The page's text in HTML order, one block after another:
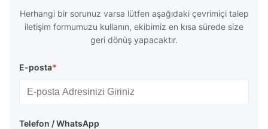
Herhangi bir sorunuz varsa lütfen aşağıdaki çevrimiçi talep
iletişim formumuzu kullanın, ekibimiz en kısa sürede size
geri dönüş yapacaktır.
E-posta*
Telefon / WhatsApp